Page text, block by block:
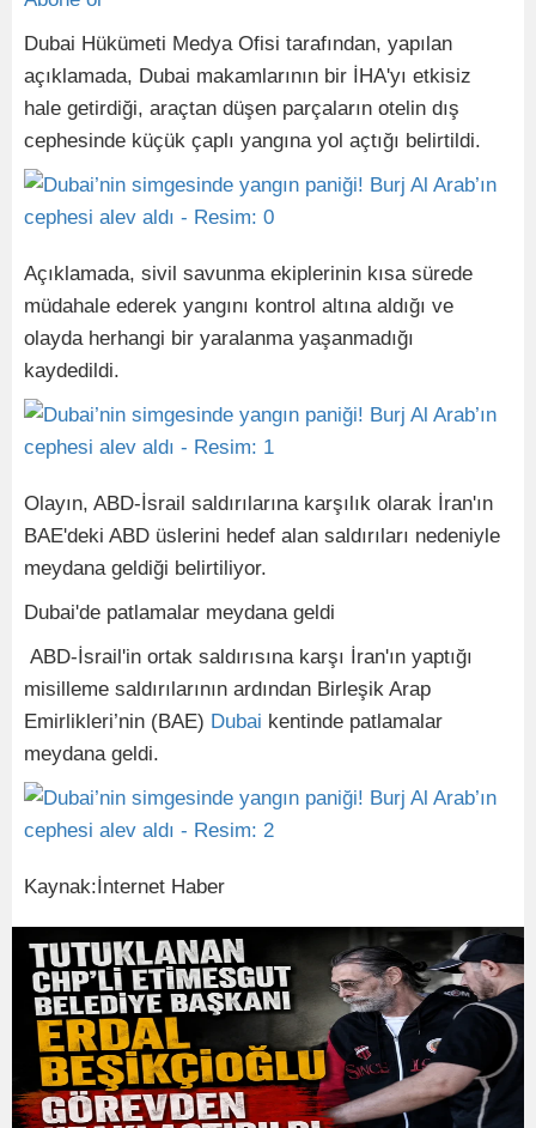
Dubai Hükümeti Medya Ofisi tarafından, yapılan
açıklamada, Dubai makamlarının bir İHA'yı etkisiz
hale getirdiği, araçtan düşen parçaların otelin dış
cephesinde küçük çaplı yangına yol açtığı belirtildi.
Açıklamada, sivil savunma ekiplerinin kısa sürede
müdahale ederek yangını kontrol altına aldığı ve
olayda herhangi bir yaralanma yaşanmadığı
kaydedildi.
Olayın, ABD-İsrail saldırılarına karşılık olarak İran'ın
BAE'deki ABD üslerini hedef alan saldırıları nedeniyle
meydana geldiği belirtiliyor.
Dubai'de patlamalar meydana geldi
ABD-İsrail'in ortak saldırısına karşı İran'ın yaptığı
misilleme saldırılarının ardından Birleşik Arap
Emirlikleri’nin (BAE) Dubai kentinde patlamalar
meydana geldi.
Kaynak:İnternet Haber